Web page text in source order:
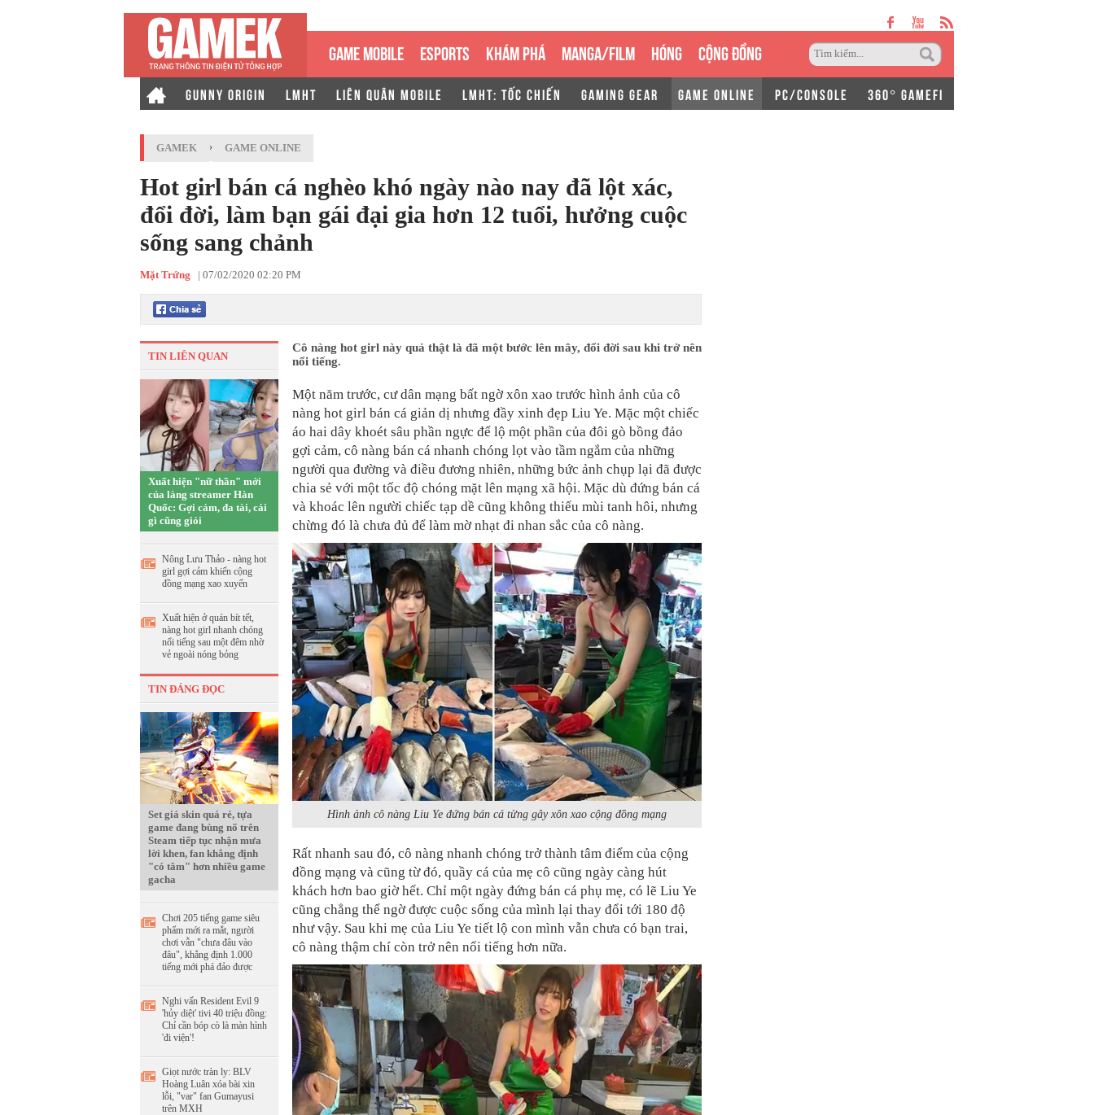
GAME MOBILE ESPORTS KHÁM PHÁ MANGA/FILM HÓNG CỘNG ĐỒNG
GUNNY ORIGIN LMHT LIÊN QUÂN MOBILE LMHT: TỐC CHIẾN GAMING GEAR GAME ONLINE PC/CONSOLE 360° GAMEFI
GAMEK › GAME ONLINE
Hot girl bán cá nghèo khó ngày nào nay đã lột xác,
đổi đời, làm bạn gái đại gia hơn 12 tuổi, hưởng cuộc
sống sang chảnh
Mặt Trứng | 07/02/2020 02:20 PM
TIN LIÊN QUAN
Xuất hiện "nữ thần" mới
của làng streamer Hàn
Quốc: Gợi cảm, đa tài, cái
gì cũng giỏi
Nông Lưu Thảo - nàng hot
girl gợi cảm khiến cộng
đồng mạng xao xuyến
Xuất hiện ở quán bít tết,
nàng hot girl nhanh chóng
nổi tiếng sau một đêm nhờ
vẻ ngoài nóng bỏng
TIN ĐÁNG ĐỌC
Set giá skin quá rẻ, tựa
game đang bùng nổ trên
Steam tiếp tục nhận mưa
lời khen, fan khẳng định
"có tâm" hơn nhiều game
gacha
Chơi 205 tiếng game siêu
phẩm mới ra mắt, người
chơi vẫn "chưa đâu vào
đâu", khẳng định 1.000
tiếng mới phá đảo được
Nghi vấn Resident Evil 9
'hủy diệt' tivi 40 triệu đồng:
Chỉ cần bóp cò là màn hình
'đi viện'!
Giọt nước tràn ly: BLV
Hoàng Luân xóa bài xin
lỗi, "var" fan Gumayusi
trên MXH
Cô nàng hot girl này quả thật là đã một bước lên mây, đổi đời sau khi trở nên
nổi tiếng.
Một năm trước, cư dân mạng bất ngờ xôn xao trước hình ảnh của cô
nàng hot girl bán cá giản dị nhưng đầy xinh đẹp Liu Ye. Mặc một chiếc
áo hai dây khoét sâu phần ngực để lộ một phần của đôi gò bồng đảo
gợi cảm, cô nàng bán cá nhanh chóng lọt vào tầm ngắm của những
người qua đường và điều đương nhiên, những bức ảnh chụp lại đã được
chia sẻ với một tốc độ chóng mặt lên mạng xã hội. Mặc dù đứng bán cá
và khoác lên người chiếc tạp dề cũng không thiếu mùi tanh hôi, nhưng
chừng đó là chưa đủ để làm mờ nhạt đi nhan sắc của cô nàng.
Hình ảnh cô nàng Liu Ye đứng bán cá từng gây xôn xao cộng đồng mạng
Rất nhanh sau đó, cô nàng nhanh chóng trở thành tâm điểm của cộng
đồng mạng và cũng từ đó, quầy cá của mẹ cô cũng ngày càng hút
khách hơn bao giờ hết. Chỉ một ngày đứng bán cá phụ mẹ, có lẽ Liu Ye
cũng chẳng thể ngờ được cuộc sống của mình lại thay đổi tới 180 độ
như vậy. Sau khi mẹ của Liu Ye tiết lộ con mình vẫn chưa có bạn trai,
cô nàng thậm chí còn trở nên nổi tiếng hơn nữa.